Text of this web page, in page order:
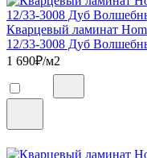
Кварцевый ламинат
12/33-3008 Дуб
1 690₽/м2